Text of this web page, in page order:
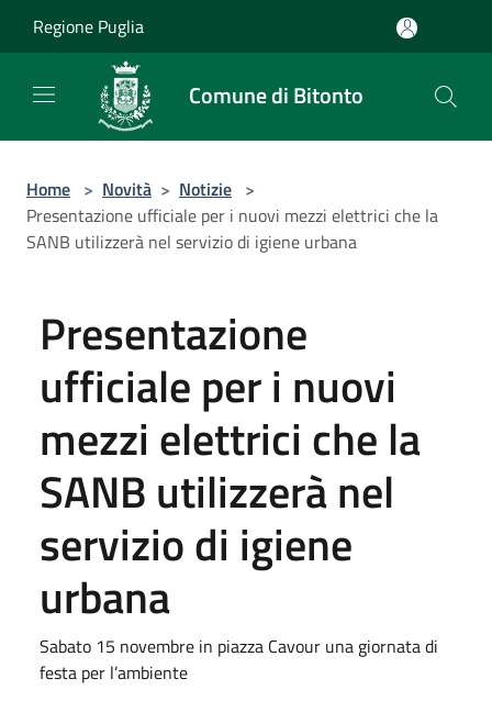
Regione Puglia
Comune di Bitonto
Home > Novità > Notizie >
Presentazione ufficiale per i nuovi mezzi elettrici che la
SANB utilizzerà nel servizio di igiene urbana
Presentazione
ufficiale per i nuovi
mezzi elettrici che la
SANB utilizzerà nel
servizio di igiene
urbana
Sabato 15 novembre in piazza Cavour una giornata di
festa per l’ambiente